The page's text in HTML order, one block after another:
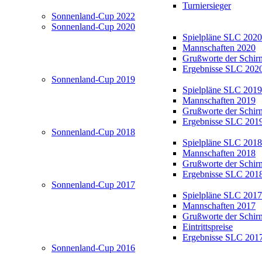
Turniersieger
Sonnenland-Cup 2022
Sonnenland-Cup 2020
Spielpläne SLC 2020
Mannschaften 2020
Grußworte der
Ergebnisse SLC
Sonnenland-Cup 2019
Spielpläne SLC 2019
Mannschaften 2019
Grußworte der
Ergebnisse SLC
Sonnenland-Cup 2018
Spielpläne SLC 2018
Mannschaften 2018
Grußworte der
Ergebnisse SLC
Sonnenland-Cup 2017
Spielpläne SLC 2017
Mannschaften 2017
Grußworte der
Eintrittspreise
Ergebnisse SLC
Sonnenland-Cup 2016